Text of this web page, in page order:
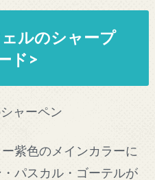
ルのシャープ
ド>
紫色のメインカラーに
パスカル・ゴーテルが